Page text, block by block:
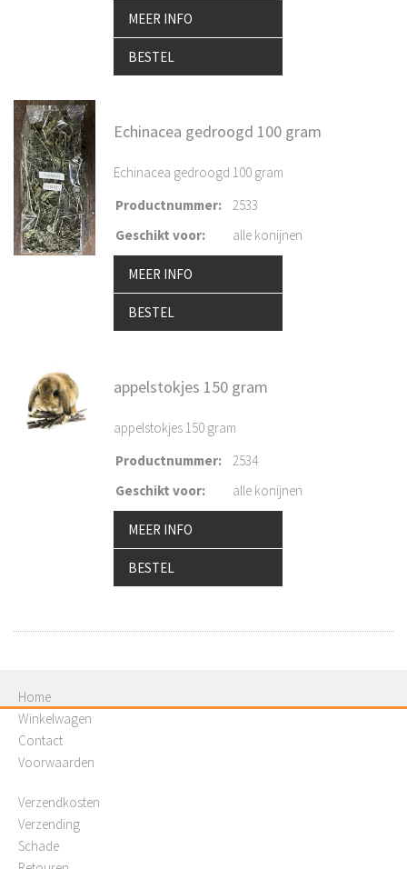
MEER INFO
BESTEL
Echinacea gedroogd 100 gram
Echinacea gedroogd 100 gram
Productnummer:
2533
Geschikt voor: alle konijnen
MEER INFO
BESTEL
appelstokjes 150 gram
appelstokjes 150 gram
Productnummer:
2534
Geschikt voor: alle konijnen
MEER INFO
BESTEL
Home
Winkelwagen
Contact
Voorwaarden
Verzendkosten
Verzending
Schade